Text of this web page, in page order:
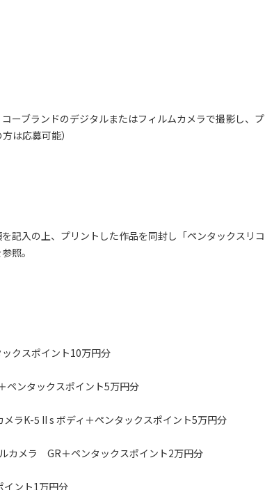
ーブランドのデジタルまたはフィルムカメラで撮影し、プ
は応募可能）
記入の上、プリントした作品を同封し「ペンタックスリコ
照。
クスポイント10万円分
ンタックスポイント5万円分
K-5 II s ボディ＋ペンタックスポイント5万円分
メラ GR＋ペンタックスポイント2万円分
ント1万円分